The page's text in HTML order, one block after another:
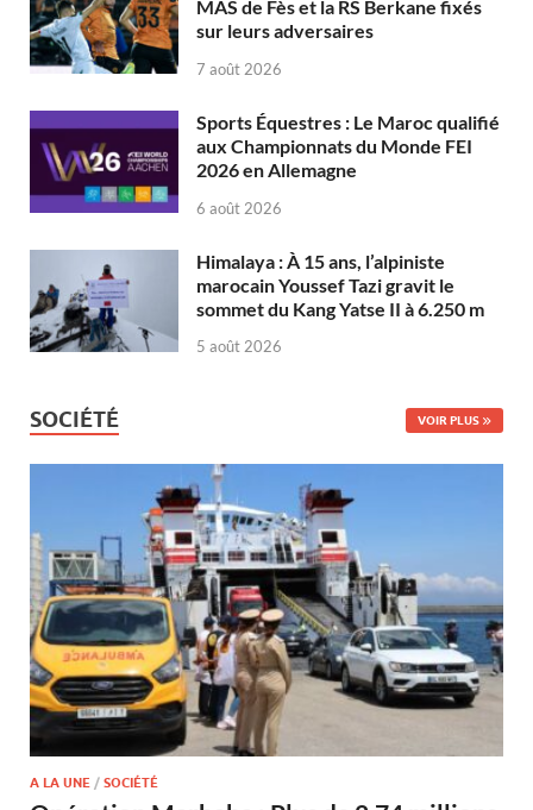
MAS de Fès et la RS Berkane fixés
sur leurs adversaires
7 août 2026
Sports Équestres : Le Maroc qualifié
aux Championnats du Monde FEI
2026 en Allemagne
6 août 2026
Himalaya : À 15 ans, l’alpiniste
marocain Youssef Tazi gravit le
sommet du Kang Yatse II à 6.250 m
5 août 2026
SOCIÉTÉ VOIR PLUS
A LA UNE / SOCIÉTÉ